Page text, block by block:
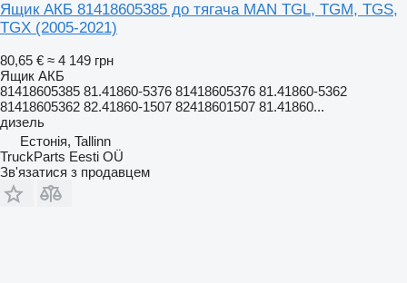
Ящик АКБ 81418605385 до тягача MAN TGL, TGM, TGS,
TGX (2005-2021)
80,65 € ≈ 4 149 грн
Ящик АКБ
81418605385 81.41860-5376 81418605376 81.41860-5362
81418605362 82.41860-1507 82418601507 81.41860...
дизель
Естонія, Tallinn
TruckParts Eesti OÜ
Зв'язатися з продавцем